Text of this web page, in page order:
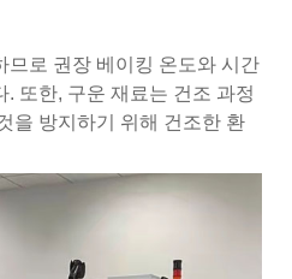
므로 권장 베이킹 온도와 시간
또한, 구운 재료는 건조 과정
을 방지하기 위해 건조한 환